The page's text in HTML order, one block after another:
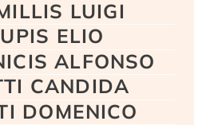
LUIGI
ELIO
ALFONSO
CANDIDA
DOMENICO